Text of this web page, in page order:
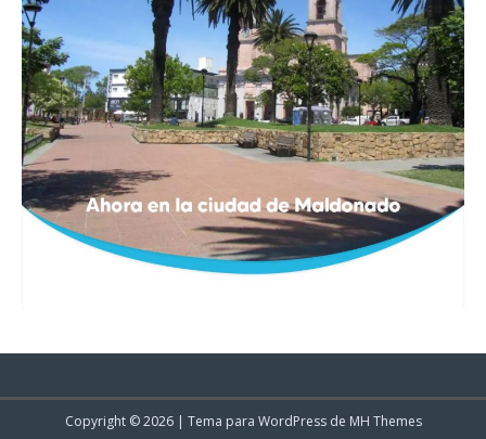
Copyright © 2026 | Tema para WordPress de MH Themes